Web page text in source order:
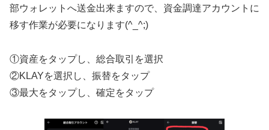
部ウォレットへ送金出来ますので、資金調達アカウントに
移す作業が必要になります(^_^;)
①資産をタップし、総合取引を選択
②KLAYを選択し、振替をタップ
③最大をタップし、確定をタップ